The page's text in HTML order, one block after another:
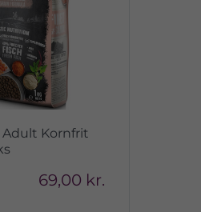
Adult Kornfrit
69,00 kr.